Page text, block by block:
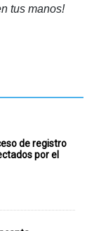
tus manos!
de registro
por el